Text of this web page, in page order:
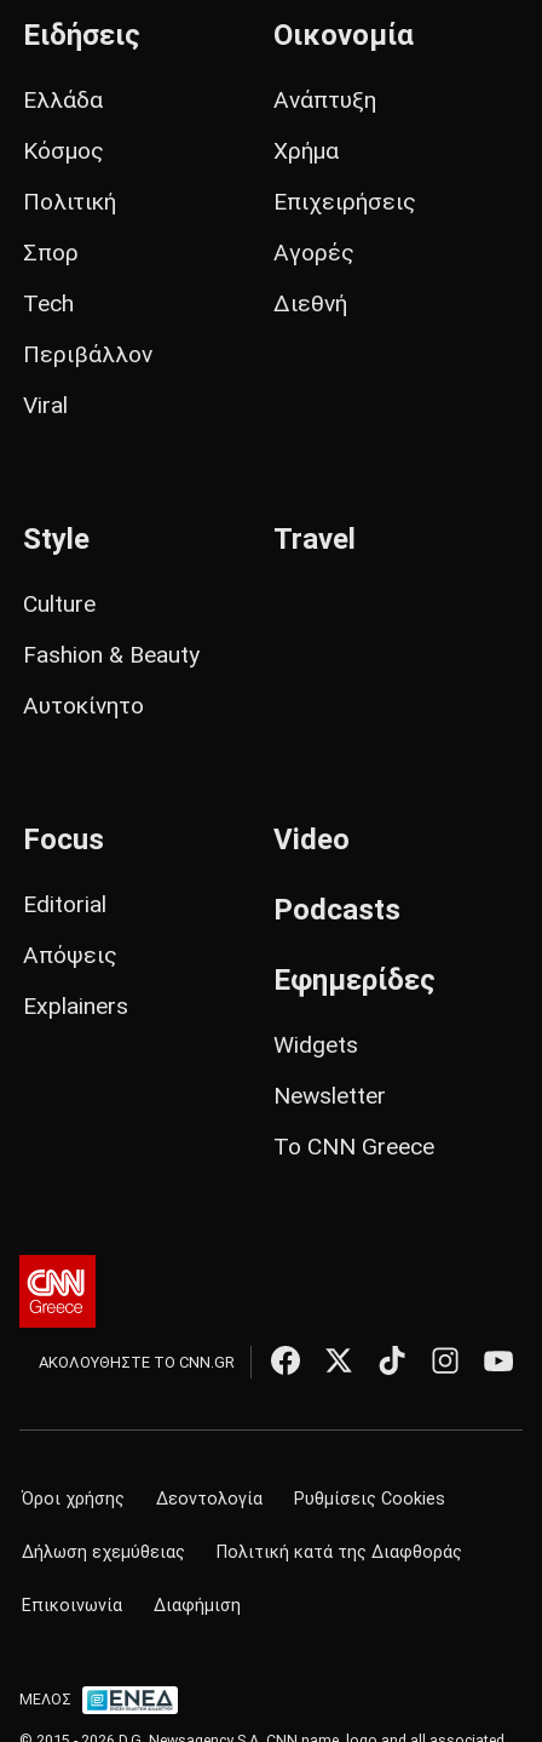
Ειδήσεις
Ελλάδα
Κόσμος
Πολιτική
Σπορ
Tech
Περιβάλλον
Viral
Οικονομία
Ανάπτυξη
Χρήμα
Επιχειρήσεις
Αγορές
Διεθνή
Style
Culture
Fashion & Beauty
Αυτοκίνητο
Travel
Focus
Editorial
Απόψεις
Explainers
Video
Podcasts
Εφημερίδες
Widgets
Newsletter
Το CNN Greece
ΑΚΟΛΟΥΘΗΣΤΕ ΤΟ CNN.GR
Όροι χρήσης Δεοντολογία Ρυθμίσεις Cookies
Δήλωση εχεμύθειας Πολιτική κατά της Διαφθοράς
Επικοινωνία Διαφήμιση
ΜΕΛΟΣ